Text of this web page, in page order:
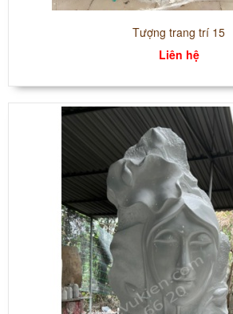
Tượng trang trí 15
Liên hệ